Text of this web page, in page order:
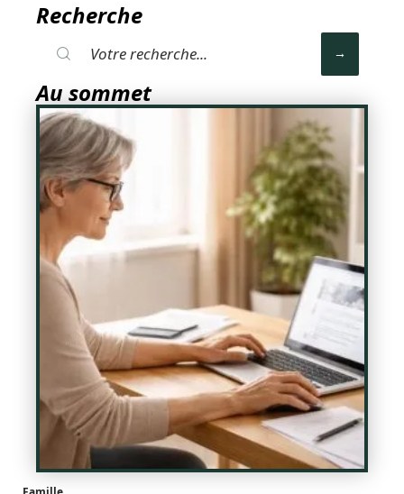
Recherche
Au sommet